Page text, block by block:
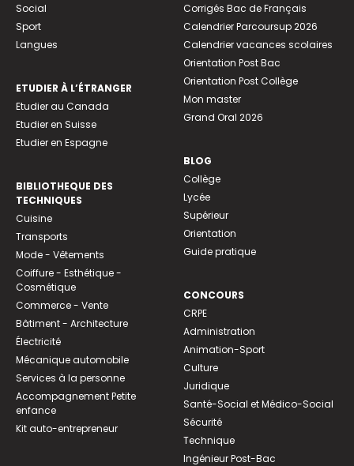
Social
Sport
Langues
ETUDIER À L’ÉTRANGER
Etudier au Canada
Etudier en Suisse
Etudier en Espagne
BIBLIOTHEQUE DES
TECHNIQUES
Cuisine
Transports
Mode - Vêtements
Coiffure - Esthétique -
Cosmétique
Commerce - Vente
Bâtiment - Architecture
Électricité
Mécanique automobile
Services à la personne
Accompagnement Petite
enfance
Kit auto-entrepreneur
Corrigés Bac de Français
Calendrier Parcoursup 2026
Calendrier vacances scolaires
Orientation Post Bac
Orientation Post Collège
Mon master
Grand Oral 2026
BLOG
Collège
Lycée
Supérieur
Orientation
Guide pratique
CONCOURS
CRPE
Administration
Animation-Sport
Culture
Juridique
Santé-Social et Médico-Social
Sécurité
Technique
Ingénieur Post-Bac